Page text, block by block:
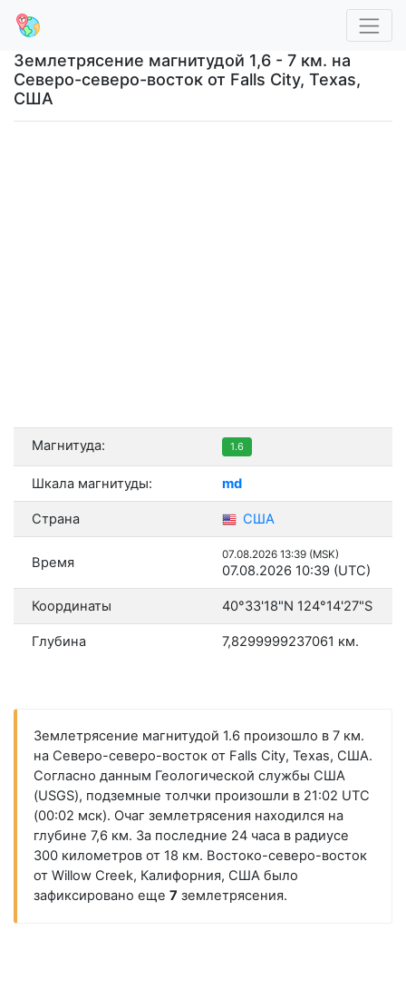
Землетрясение магнитудой 1,6 - 7 км. на
Северо-северо-восток от Falls City, Texas,
США
Магнитуда: 1.6
Шкала магнитуды: md
Страна США
Время 07.08.2026 13:39 (MSK)
07.08.2026 10:39 (UTC)
Координаты 40°33'18"N 124°14'27"S
Глубина 7,8299999237061 км.
Землетрясение магнитудой 1.6 произошло в 7 км.
на Северо-северо-восток от Falls City, Texas, США.
Согласно данным Геологической службы США
(USGS), подземные толчки произошли в 21:02 UTC
(00:02 мск). Очаг землетрясения находился на
глубине 7,6 км. За последние 24 часа в радиусе
300 километров от 18 км. Востоко-северо-восток
от Willow Creek, Калифорния, США было
зафиксировано еще 7 землетрясения.